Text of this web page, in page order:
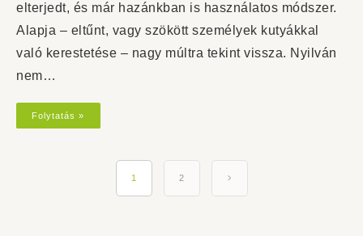
elterjedt, és már hazánkban is használatos módszer.
Alapja – eltűnt, vagy szökött személyek kutyákkal
való kerestetése – nagy múltra tekint vissza. Nyilván
nem…
Folytatás »
1 2